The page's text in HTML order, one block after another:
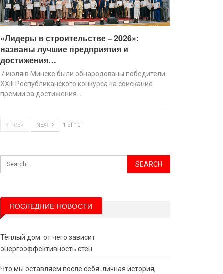
«Лидеры в строительстве – 2026»:
названы лучшие предприятия и
достижения…
7 июля в Минске были обнародованы победители
XХIII Республиканского конкурса на соискание
премии за достижения…
PREV NEXT 1 of 10
ПОСЛЕДНИЕ НОВОСТИ
Тёплый дом: от чего зависит
энергоэффективность стен
Что мы оставляем после себя: личная история,